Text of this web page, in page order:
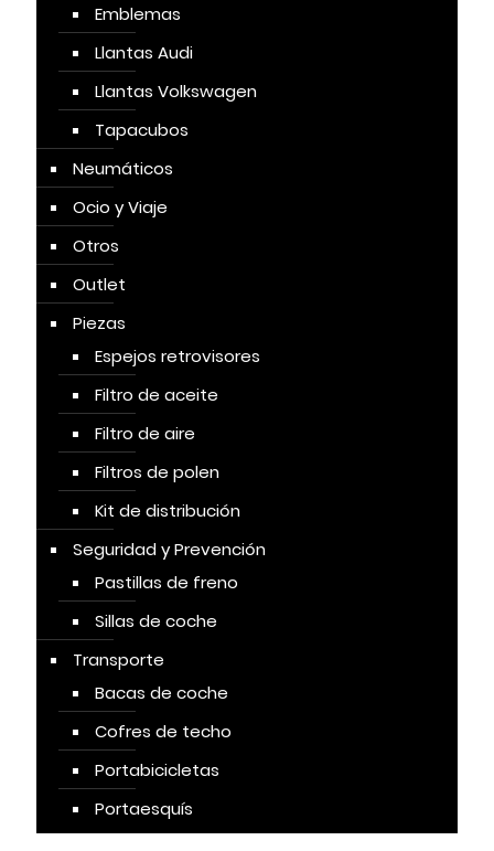
Emblemas
Llantas Audi
Llantas Volkswagen
Tapacubos
Neumáticos
Ocio y Viaje
Otros
Outlet
Piezas
Espejos retrovisores
Filtro de aceite
Filtro de aire
Filtros de polen
Kit de distribución
Seguridad y Prevención
Pastillas de freno
Sillas de coche
Transporte
Bacas de coche
Cofres de techo
Portabicicletas
Portaesquís